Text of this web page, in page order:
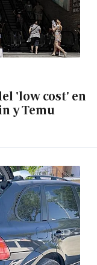
'low cost' en
y Temu